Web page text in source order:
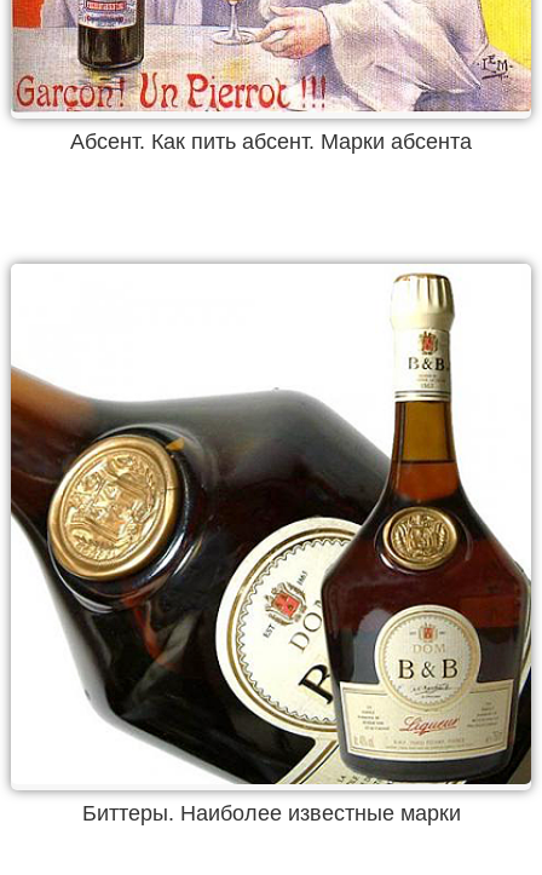
Абсент. Как пить абсент. Марки абсента
Биттеры. Наиболее известные марки